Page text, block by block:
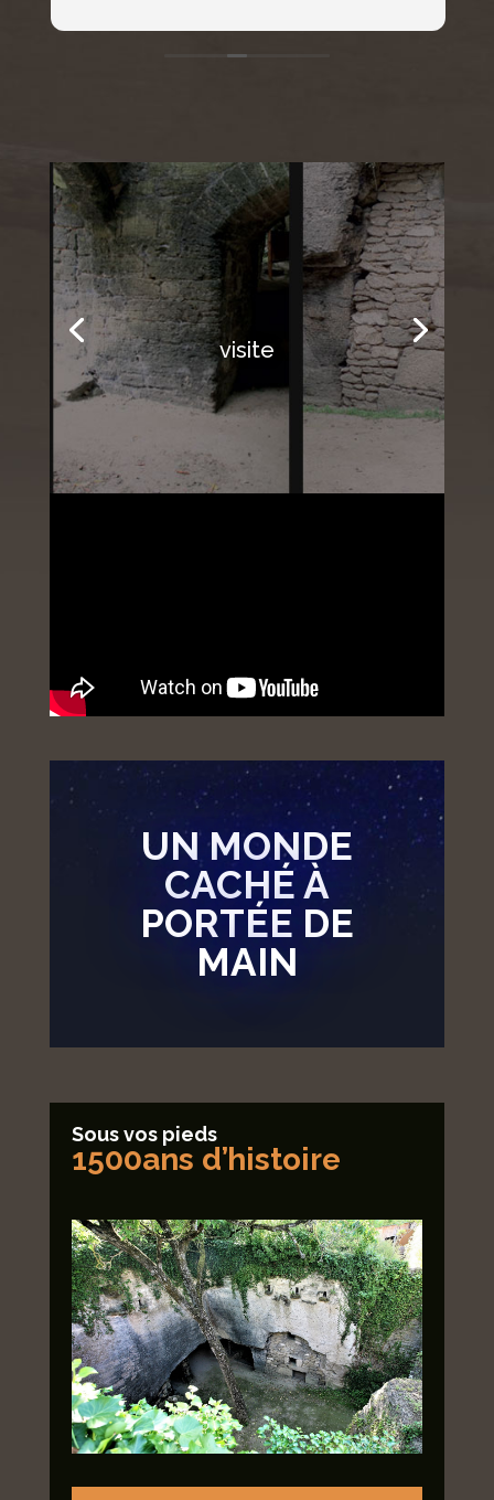
visite
UN MONDE
CACHÉ À
PORTÉE DE
MAIN
Sous vos pieds
1500ans d’histoire